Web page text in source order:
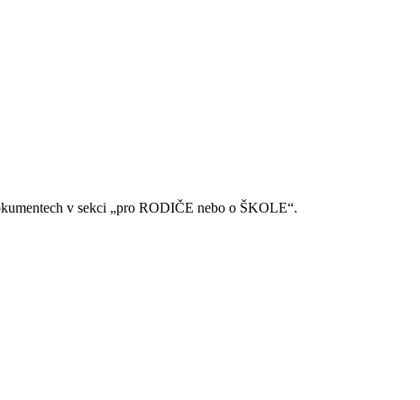
v sekci „pro RODIČE nebo o ŠKOLE“.